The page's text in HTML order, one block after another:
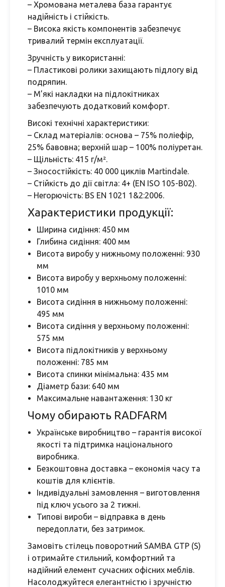
– Хромована металева база гарантує
надійність і стійкість.
– Висока якість компонентів забезпечує
тривалий термін експлуатації.
Зручність у використанні:
– Пластикові ролики захищають підлогу від
подряпин.
– М’які накладки на підлокітниках
забезпечують додатковий комфорт.
Високі технічні характеристики:
– Склад матеріалів: основа – 75% поліефір,
25% бавовна; верхній шар – 100% поліуретан.
– Щільність: 415 г/м².
– Зносостійкість: 40 000 циклів Martindale.
– Стійкість до дії світла: 4+ (EN ISO 105-B02).
– Негорючість: BS EN 1021 1&2:2006.
Характеристики продукції:
Ширина сидіння: 450 мм
Глибина сидіння: 400 мм
Висота виробу у нижньому положенні: 930
мм
Висота виробу у верхньому положенні:
1010 мм
Висота сидіння в нижньому положенні:
495 мм
Висота сидіння у верхньому положенні:
575 мм
Висота підлокітників у верхньому
положенні: 785 мм
Висота спинки мінімальна: 435 мм
Діаметр бази: 640 мм
Максимальне навантаження: 130 кг
Чому обирають RADFARM
Українське виробництво – гарантія високої
якості та підтримка національного
виробника.
Безкоштовна доставка – економія часу та
коштів для клієнтів.
Індивідуальні замовлення – виготовлення
під ключ усього за 2 тижні.
Типові вироби – відправка в день
передоплати, без затримок.
Замовіть стілець поворотний SAMBA GTP (S)
і отримайте стильний, комфортний та
надійний елемент сучасних офісних меблів.
Насолоджуйтеся елегантністю і зручністю